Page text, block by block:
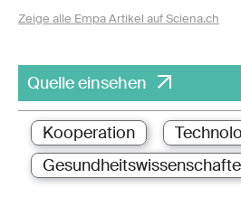
Zeige alle Empa Artikel auf Sciena.ch
Quelle einsehen
Kooperation